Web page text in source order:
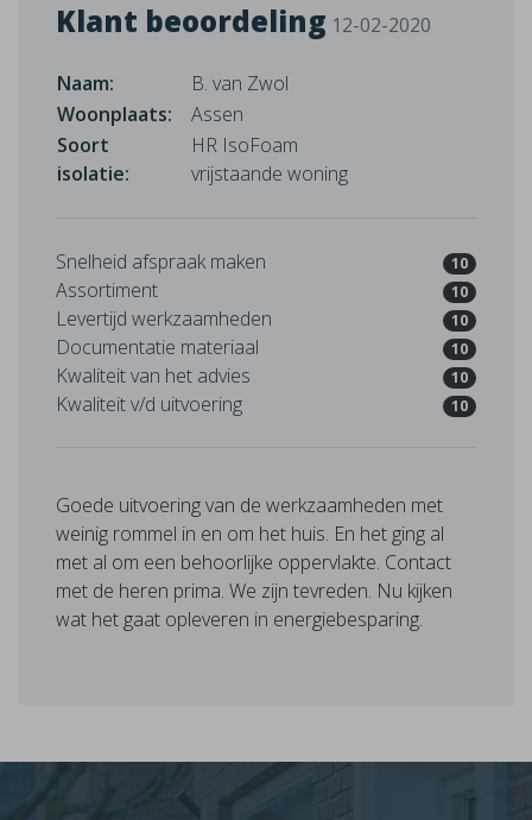
Klant beoordeling 12-02-2020
Naam:
B. van Zwol
Woonplaats:
Assen
Soort
isolatie:
HR IsoFoam
vrijstaande woning
Snelheid afspraak maken 10
Assortiment 10
Levertijd werkzaamheden 10
Documentatie materiaal 10
Kwaliteit van het advies 10
Kwaliteit v/d uitvoering 10
Goede uitvoering van de werkzaamheden met
weinig rommel in en om het huis. En het ging al
met al om een behoorlijke oppervlakte. Contact
met de heren prima. We zijn tevreden. Nu kijken
wat het gaat opleveren in energiebesparing.